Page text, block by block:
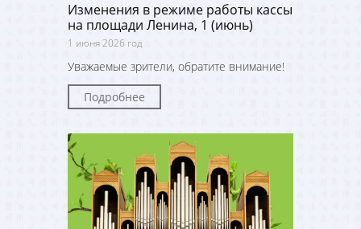
Изменения в режиме работы кассы
на площади Ленина, 1 (июнь)
1 июня 2026 год
Уважаемые зрители, обратите внимание!
Подробнее